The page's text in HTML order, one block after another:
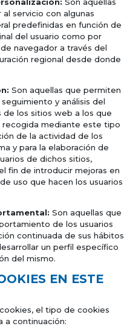
Son aquellas
servicio con algunas
predefinidas en función de
del usuario como por
navegador a través del
regional desde donde
Son aquellas que permiten
y análisis del
los sitios web a los que
recogida mediante este tipo
de la actividad de los
y para la elaboración de
de dichos sitios,
fin de introducir mejoras en
uso que hacen los usuarios
Son aquellas que
de los usuarios
continuada de sus hábitos
un perfil específico
del mismo.
EN ESTE
el tipo de cookies
a continuación: